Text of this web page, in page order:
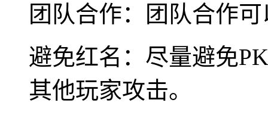
团队合作：团队合作
避免红名：尽量避免
其他玩家攻击。